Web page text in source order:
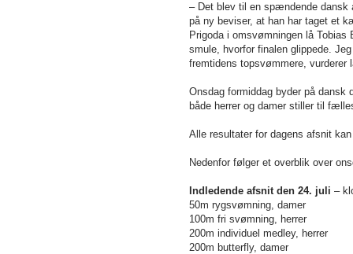
– Det blev til en spændende dansk
på ny beviser, at han har taget et
Prigoda i omsvømningen lå
smule, hvorfor finalen glippede.
fremtidens topsvømmere,
Onsdag formiddag byder på dansk
både herrer og damer stiller til
Alle resultater for dagens afsnit
Nedenfor følger et overblik over
Indledende afsnit den 24. juli –
50m rygsvømning, damer
100m fri svømning, herrer
200m individuel medley,
200m butterfly, damer